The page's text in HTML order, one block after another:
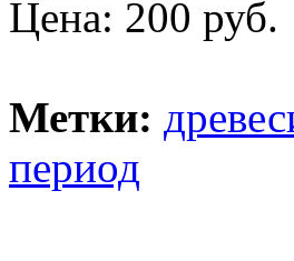
Цена: 200 руб.
Метки:
период